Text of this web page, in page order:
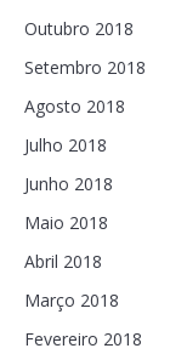
Outubro 2018
Setembro 2018
Agosto 2018
Julho 2018
Junho 2018
Maio 2018
Abril 2018
Março 2018
Fevereiro 2018